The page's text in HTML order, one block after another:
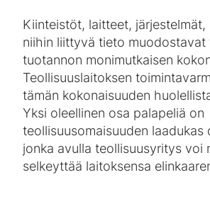
Kiinteistöt, laitteet, järjestelmät,
niihin liittyvä tieto muodostavat
tuotannon monimutkaisen
Teollisuuslaitoksen
tämän kokonaisuuden
Yksi oleellinen osa palapeliä on
teollisuusomaisuuden laadukas
jonka avulla teollisuusyritys voi
selkeyttää laitoksensa